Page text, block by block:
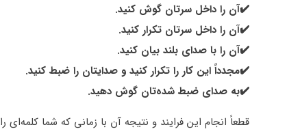
✔️آن را داخل سرتان گوش کنید.
✔️آن را داخل سرتان تکرار کنید.
✔️آن را با صدای بلند بیان کنید.
✔️مجدداً این کار را تکرار کنید و صدایتان را ضبط کنید.
✔️به صدای ضبط شده‌تان گوش دهید.
قطعاً انجام این فرایند و نتیجه آن با زمانی که شما